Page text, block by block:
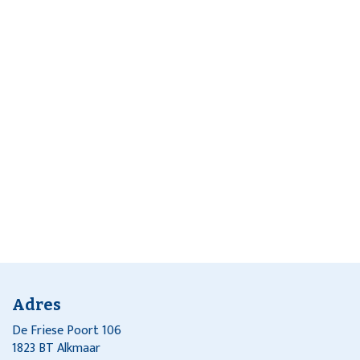
Adres
De Friese Poort 106
1823 BT Alkmaar